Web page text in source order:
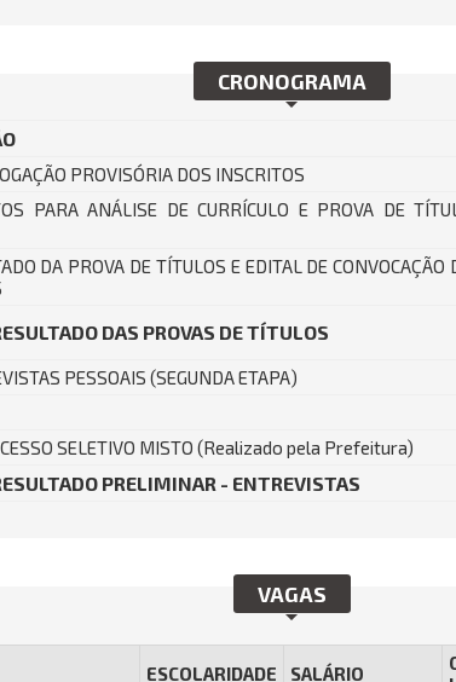
CRONOGRAMA
PROVISÓRIA DOS INSCRITOS
PARA ANÁLISE DE CURRÍCULO E PROVA DE
DA PROVA DE TÍTULOS E EDITAL DE CONVOCAÇÃO
DAS PROVAS DE TÍTULOS
PESSOAIS (SEGUNDA ETAPA)
SELETIVO MISTO (Realizado pela Prefeitura)
PRELIMINAR - ENTREVISTAS
VAGAS
ESCOLARIDADE SALÁRIO